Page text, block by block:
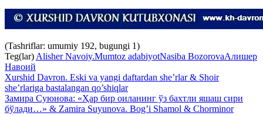
(Tashriflar: umumiy 192, bugungi 1)
Teg(lar) Alisher Navoiy.Mumtoz adabiyotNasiba BozorovaАлишер
Навоий
Xurshid Davron. Eski va yangi daftardan she’rlar & Shoir
she’rlariga bastalangan qo’shiqlar
Замира Суюнова: «Ҳар бир оиланинг ўз бахтли яшаш сири
бўлади…» & Zamira Suyunova. Bog’i Shamol & Chorminor